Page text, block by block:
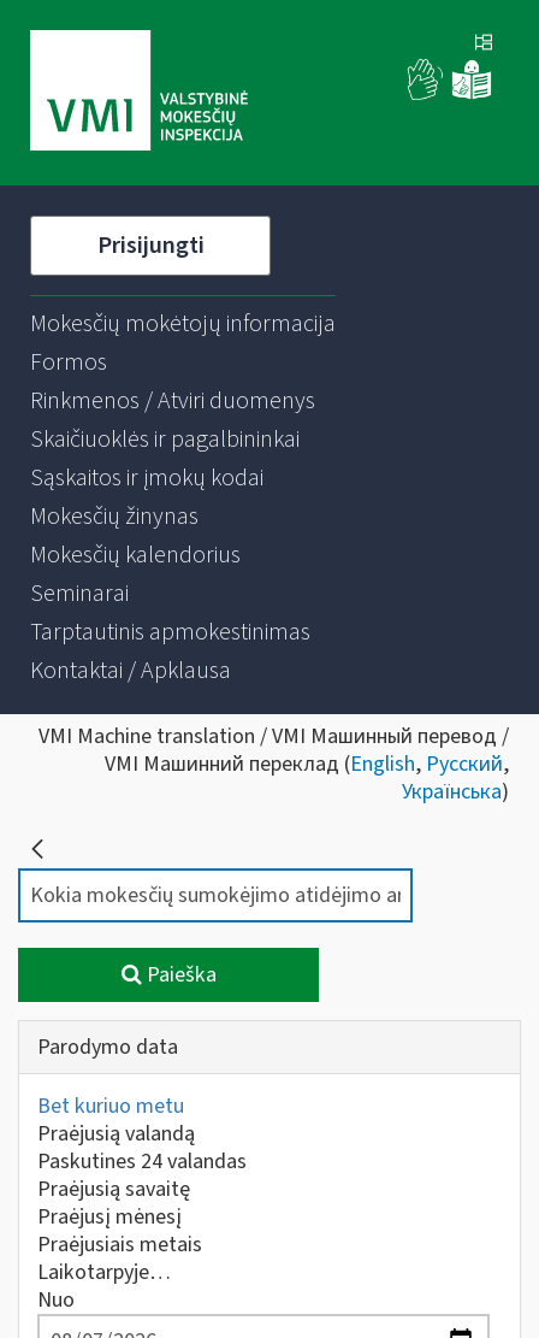
Prisijungti
Mokesčių mokėtojų informacija
Formos
Rinkmenos / Atviri duomenys
Skaičiuoklės ir pagalbininkai
Sąskaitos ir įmokų kodai
Mokesčių žinynas
Mokesčių kalendorius
Seminarai
Tarptautinis apmokestinimas
Kontaktai / Apklausa
VMI Machine translation / VMI Машинный перевод /
VMI Машинний переклад (English, Русский,
Українська)
Paieška
Parodymo data
Bet kuriuo metu
Praėjusią valandą
Paskutines 24 valandas
Praėjusią savaitę
Praėjusį mėnesį
Praėjusiais metais
Laikotarpyje…
Nuo